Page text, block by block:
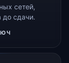
сетей,
до сдачи.